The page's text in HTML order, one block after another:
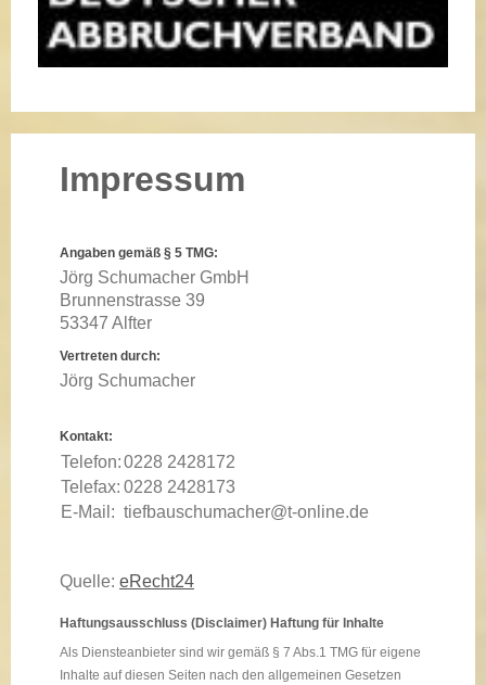
Impressum
Angaben gemäß § 5 TMG:
Jörg Schumacher GmbH
Brunnenstrasse 39
53347 Alfter
Vertreten durch:
Jörg Schumacher
Kontakt:
Telefon:0228 2428172
Telefax: 0228 2428173
E-Mail: tiefbauschumacher@t-online.de
Quelle: eRecht24
Haftungsausschluss (Disclaimer) Haftung für Inhalte
Als Diensteanbieter sind wir gemäß § 7 Abs.1 TMG für eigene
Inhalte auf diesen Seiten nach den allgemeinen Gesetzen